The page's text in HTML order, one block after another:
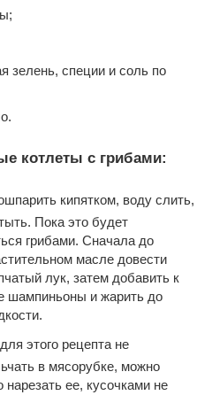
зелень, специи и соль по
котлеты с грибами:
кипятком, воду слить,
Пока это будет
грибами. Сначала до
масле довести
лук, затем добавить к
шампиньоны и жарить до
этого рецепта не
в мясорубке, можно
нарезать ее, кусочками не